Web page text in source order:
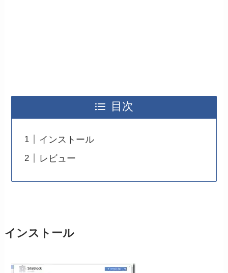
目次
インストール
レビュー
インストール